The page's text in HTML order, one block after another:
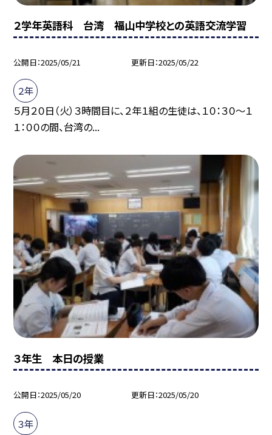
２学年英語科 台湾 福山中学校との英語交流学習
公開日 2025/05/21 更新日 2025/05/22
２年
５月２０日（火）３時間目に、２年１組の生徒は、１０：３０～１
１：００の間、台湾の...
３年生 本日の授業
公開日 2025/05/20 更新日 2025/05/20
３年